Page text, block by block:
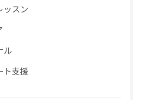
ッスン
ル
ト支援